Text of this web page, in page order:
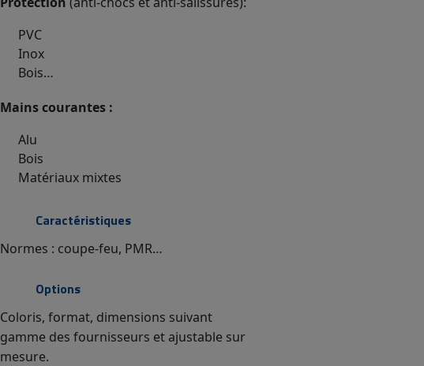
PVC
Inox
Bois…
Mains courantes :
Alu
Bois
Matériaux mixtes
Caractéristiques
Normes : coupe-feu, PMR…
Options
Coloris, format, dimensions suivant
gamme des fournisseurs et ajustable sur
mesure.